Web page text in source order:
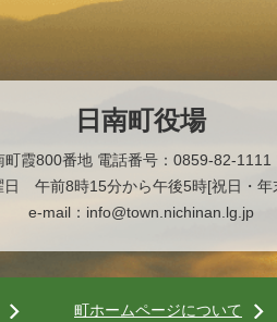
日南町役場
霞800番地 電話番号：0859-82-
日 午前8時15分から午後5時[祝日・年
e-mail：info@town.nichinan.lg.jp
町ホームページについて